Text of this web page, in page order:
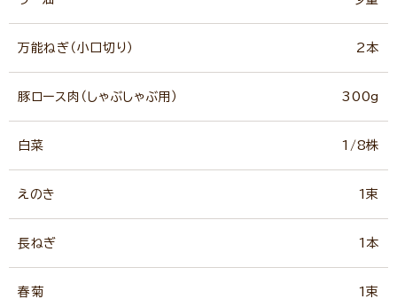
万能ねぎ（小口切り） 2本
豚ロース肉（しゃぶしゃぶ用） 300g
白菜 1/8株
えのき 1束
長ねぎ 1本
春菊 1束